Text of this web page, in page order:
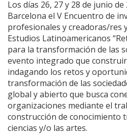
Los días 26, 27 y 28 de junio
Barcelona el V Encuentro de
profesionales y creadoras/res
Estudios Latinoamericanos
para la transformación de las
evento integrado que
indagando los retos y
transformación de las
global y abierto que busca
organizaciones mediante el
construcción de conocimiento
ciencias y/o las artes.